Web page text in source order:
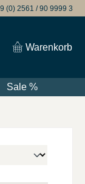
(0) 2561 / 90 9999 3
dem Merkzettel
Warenkorb
Sale %